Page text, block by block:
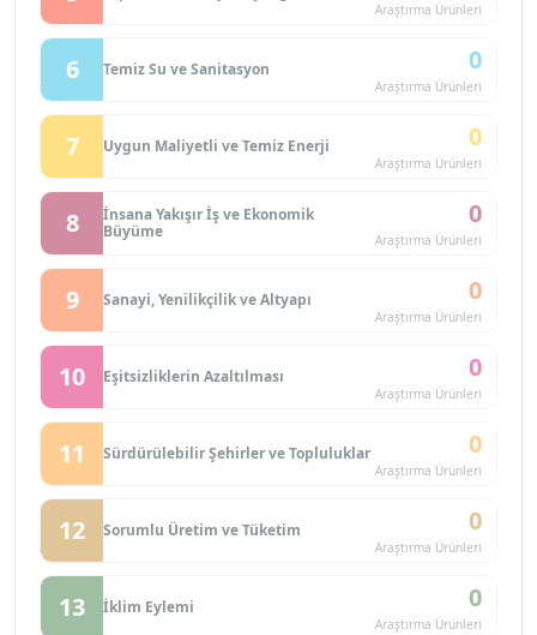
Araştırma Ürünleri
6 Temiz Su ve Sanitasyon 0
Araştırma Ürünleri
7 Uygun Maliyetli ve Temiz Enerji 0
Araştırma Ürünleri
8
İnsana Yakışır İş ve Ekonomik
Büyüme
0
Araştırma Ürünleri
9 Sanayi, Yenilikçilik ve Altyapı 0
Araştırma Ürünleri
10 Eşitsizliklerin Azaltılması 0
Araştırma Ürünleri
11 Sürdürülebilir Şehirler ve Topluluklar 0
Araştırma Ürünleri
12 Sorumlu Üretim ve Tüketim 0
Araştırma Ürünleri
13 İklim Eylemi 0
Araştırma Ürünleri